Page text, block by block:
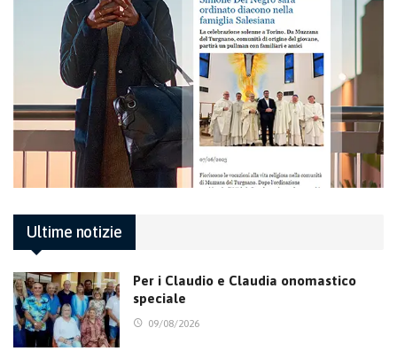
Ultime notizie
Per i Claudio e Claudia onomastico
speciale
09/08/2026